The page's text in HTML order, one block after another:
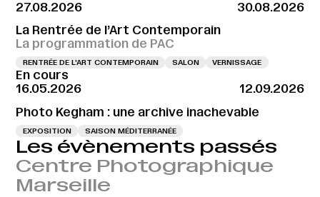
27.08.2026
30.08.2026
La Rentrée de l’Art Contemporain
La programmation de PAC
RENTRÉE DE L'ART CONTEMPORAIN SALON VERNISSAGE
En cours
16.05.2026
12.09.2026
Photo Kegham : une archive inachevable
EXPOSITION SAISON MÉDITERRANÉE
Les évènements passés
Centre Photographique
Marseille